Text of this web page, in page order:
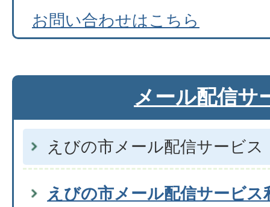
お問い合わせはこちら
メール配信サ
えびの市メール配信サービス
えびの市メール配信サービス